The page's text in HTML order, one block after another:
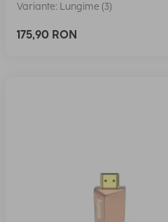
Variante: Lungime (3)
175,90 RON